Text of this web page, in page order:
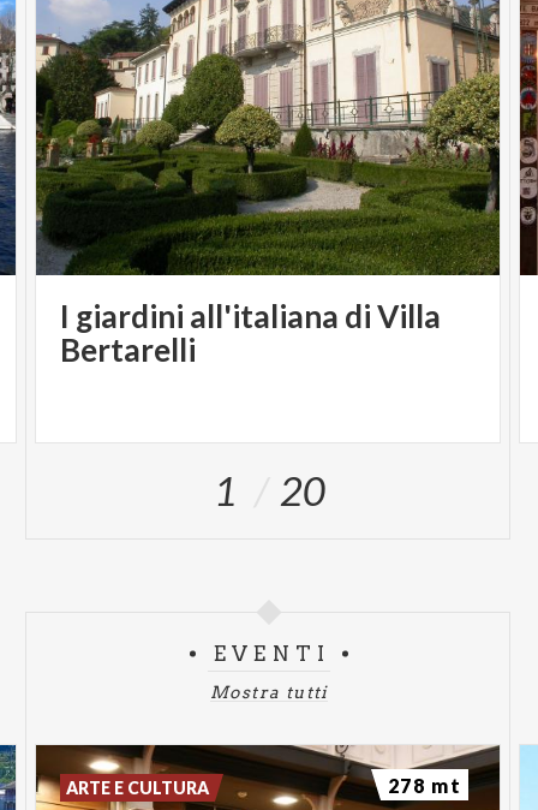
I giardini all'italiana di Villa
Bertarelli
1 20
EVENTI
Mostra tutti
ARTE E CULTURA 278 mt